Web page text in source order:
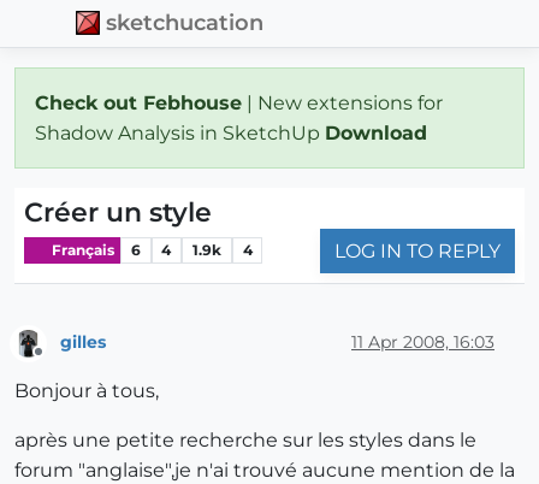
sketchucation
Check out Febhouse | New extensions for
Shadow Analysis in SketchUp Download
Créer un style
Français 6 4 1.9k 4 LOG IN TO REPLY
gilles 11 Apr 2008, 16:03
Bonjour à tous,
après une petite recherche sur les styles dans le
forum "anglaise",je n'ai trouvé aucune mention de la